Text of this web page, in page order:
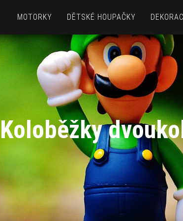
MOTORKY DĚTSKÉ HOUPAČKY
Koloběžky